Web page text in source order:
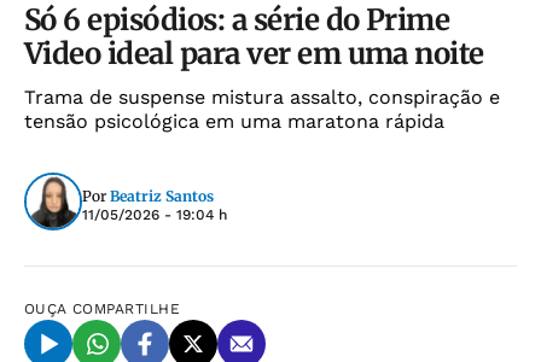
Só 6 episódios: a série do Prime
Video ideal para ver em uma noite
Trama de suspense mistura assalto, conspiração e
tensão psicológica em uma maratona rápida
Por Beatriz Santos
11/05/2026 - 19:04 h
OUÇA COMPARTILHE